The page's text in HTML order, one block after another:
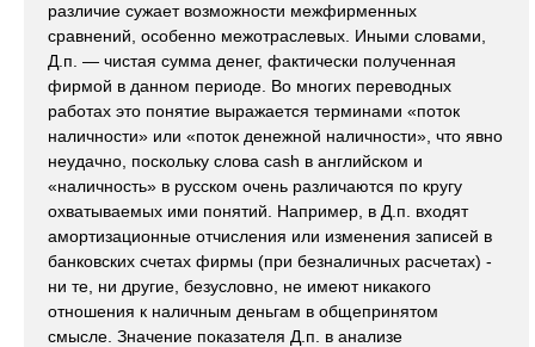
различие сужает возможности межфирменных
сравнений, особенно межотраслевых. Иными словами,
Д.п. — чистая сумма денег, фактически полученная
фирмой в данном периоде. Во многих переводных
работах это понятие выражается терминами «поток
наличности» или «поток денежной наличности», что явно
неудачно, поскольку слова cash в английском и
«наличность» в русском очень различаются по кругу
охватываемых ими понятий. Например, в Д.п. входят
амортизационные отчисления или изменения записей в
банковских счетах фирмы (при безналичных расчетах) -
ни те, ни другие, безусловно, не имеют никакого
отношения к наличным деньгам в общепринятом
смысле. Значение показателя Д.п. в анализе